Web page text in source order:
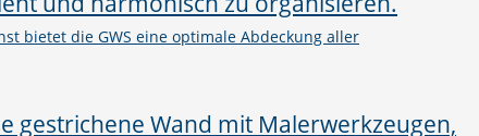
bietet die GWS eine optimale Abdeckung aller